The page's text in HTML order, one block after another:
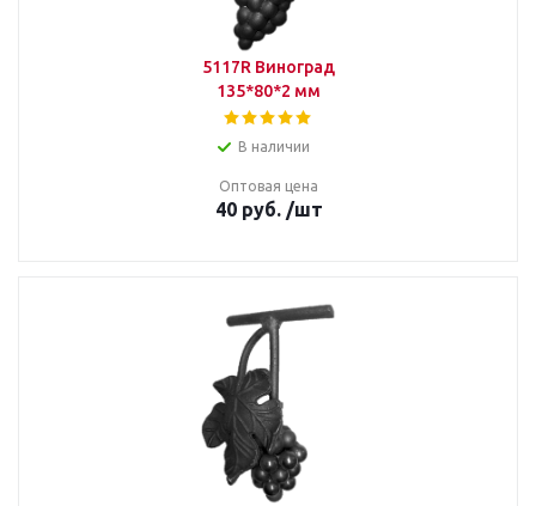
5117R Виноград
135*80*2 мм
В наличии
Оптовая цена
40руб. /шт